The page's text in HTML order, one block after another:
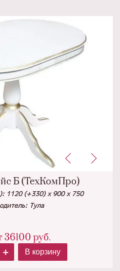
Б (ТехКомПро)
1120 (+330) х 900 х 750
Тула
36100 руб.
+ В корзину